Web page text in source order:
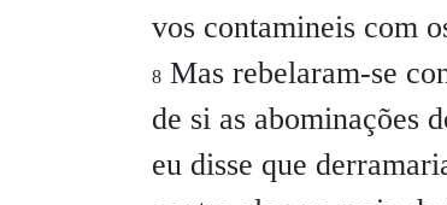
vos contamineis com
8 Mas rebelaram-se
de si as abominações
eu disse que